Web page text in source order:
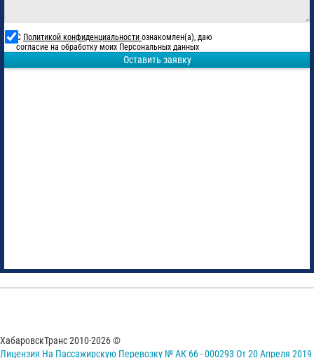
С Политикой конфиденциальности ознакомлен(а), даю
согласие на обработку моих Персональных данных
Оставить заявку
ХабаровскТранс 2010-2026 ©
Лицензия На Пассажирскую Перевозку № АК 66 - 000293 От 20 Апреля 2019